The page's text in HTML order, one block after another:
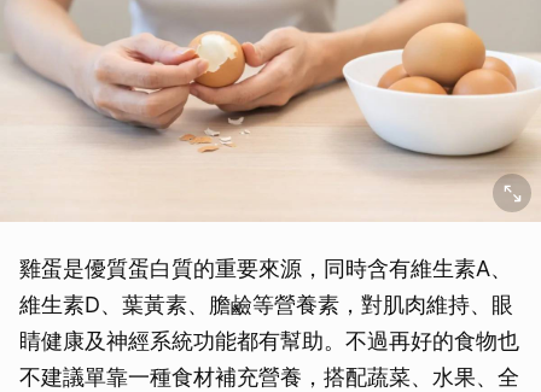
雞蛋是優質蛋白質的重要來源，同時含有維生素A、
維生素D、葉黃素、膽鹼等營養素，對肌肉維持、眼
睛健康及神經系統功能都有幫助。不過再好的食物也
不建議單靠一種食材補充營養，搭配蔬菜、水果、全